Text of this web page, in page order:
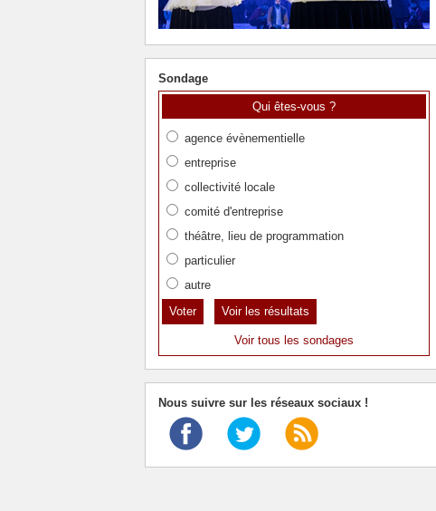
Sondage
Qui êtes-vous ?
agence évènementielle
entreprise
collectivité locale
comité d'entreprise
théâtre, lieu de programmation
particulier
autre
Voir les résultats
Voir tous les sondages
Nous suivre sur les réseaux sociaux !